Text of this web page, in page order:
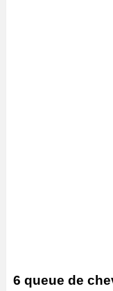
6 queue de